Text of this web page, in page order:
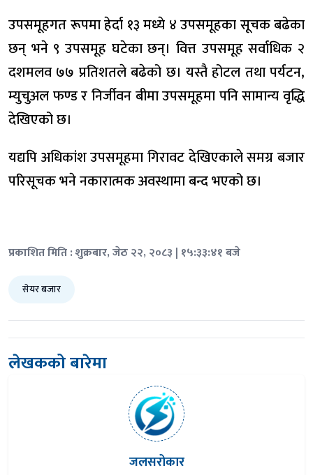
उपसमूहगत रूपमा हेर्दा १३ मध्ये ४ उपसमूहका सूचक बढेका
छन् भने ९ उपसमूह घटेका छन्। वित्त उपसमूह सर्वाधिक २
दशमलव ७७ प्रतिशतले बढेको छ। यस्तै होटल तथा पर्यटन,
म्युचुअल फण्ड र निर्जीवन बीमा उपसमूहमा पनि सामान्य वृद्धि
देखिएको छ।
यद्यपि अधिकांश उपसमूहमा गिरावट देखिएकाले समग्र बजार
परिसूचक भने नकारात्मक अवस्थामा बन्द भएको छ।
प्रकाशित मिति : शुक्रबार, जेठ २२, २०८३ | १५:३३:४१ बजे
सेयर बजार
लेखकको बारेमा
जलसरोकार